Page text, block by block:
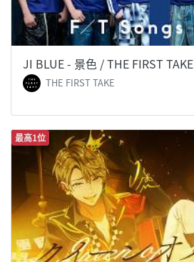
JI BLUE - 景色 / THE FIRST TAKE
THE FIRST TAKE
最高1位